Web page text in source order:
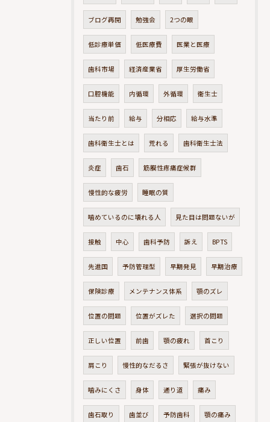
ブログ再開 勉強会 2つの眼
低診療単価 低医療費 医業と医療
歯科市場 経済産業省 厚生労働省
口腔機能 内循環 外循環 衛生士
当たり前 給与 分相応 給与水準
歯科衛生士とは 荒れる 歯科衛生士法
炎症 歯石 筋膜性疼痛症候群
慢性的な疲労 睡眠の質
噛めているのに壊れる人 見た目は問題ないが
接触 中心 歯科予防 訴え BPTS
先進国 予防管理型 早期発見 早期治療
保険診療 メンテナンス体系 顎のズレ
位置の問題 位置がズレた 選択の問題
正しい位置 前歯 顎の疲れ 首こり
肩こり 慢性的なだるさ 緊張が抜けない
噛みにくさ 身体 通り道 痛み
歯石取り 歯並び 予防歯科 顎の痛み